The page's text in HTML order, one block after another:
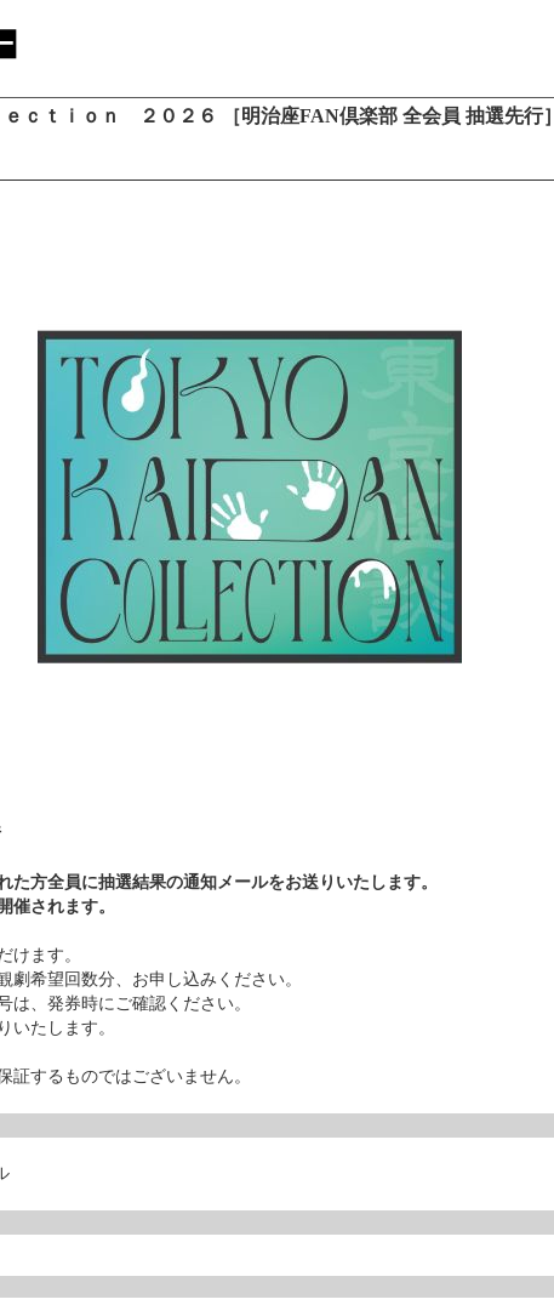
ｔｉｏｎ ２０２６ ［明治座FAN倶楽部 全会員 抽選先行］
方全員に抽選結果の通知メールをお送りいたします。
催されます。
けます。
劇希望回数分、お申し込みください。
は、発券時にご確認ください。
いたします。
証するものではございません。